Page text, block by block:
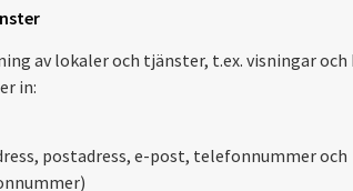
av lokaler och tjänster, t.ex. visningar och
in:
postadress, e-post, telefonnummer och